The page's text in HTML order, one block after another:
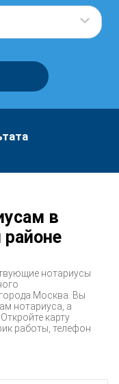
в
нотариусы
Москва. Вы
нотариуса, а
карту
работы, телефон